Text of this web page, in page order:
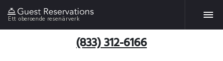
Ett oberoende resenärverk
(833) 312-6166